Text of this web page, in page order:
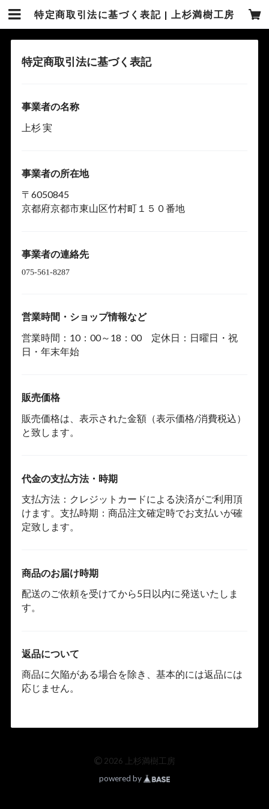
特定商取引法に基づく表記 | 上杉満樹工房
特定商取引法に基づく表記
事業者の名称
上杉 実
事業者の所在地
〒6050845
京都府京都市東山区竹村町１５０番地
事業者の連絡先
営業時間・ショップ情報など
営業時間：10：00～18：00 定休日：日曜日・祝
日・年末年始
販売価格
販売価格は、表示された金額（表示価格/消費税込）
と致します。
代金の支払方法・時期
支払方法：クレジットカードによる決済がご利用頂
けます。支払時期：商品注文確定時でお支払いが確
定致します。
商品のお届け時期
配送のご依頼を受けてから5日以内に発送いたしま
す。
返品について
商品に欠陥がある場合を除き、基本的には返品には
応じません。
© 2026 上杉満樹工房
powered by